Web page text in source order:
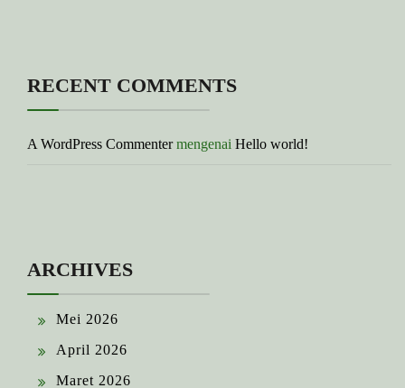
RECENT COMMENTS
A WordPress Commentermengenai Hello world!
ARCHIVES
Mei 2026
April 2026
Maret 2026